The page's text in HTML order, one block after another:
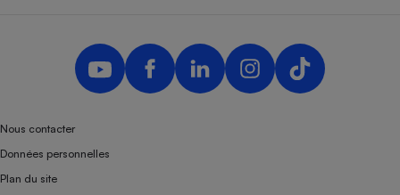
Nous contacter
Données personnelles
Plan du site